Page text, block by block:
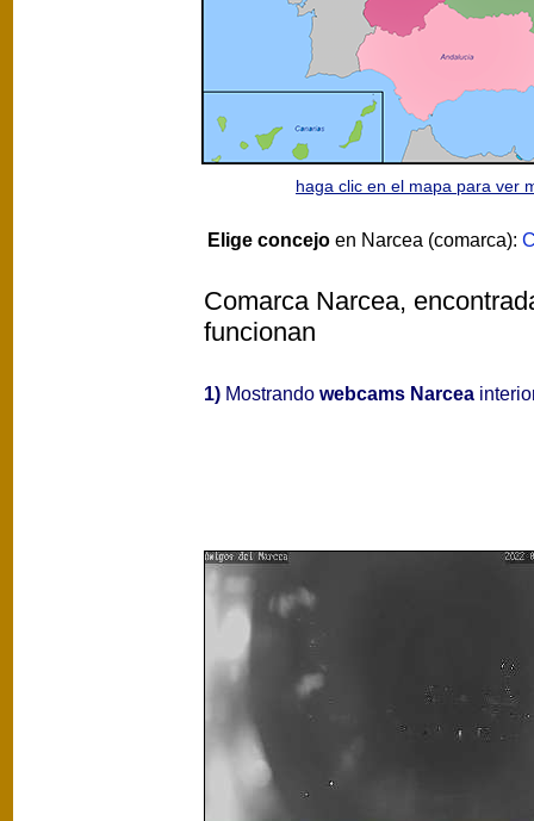
haga clic en el mapa para ver
Elige concejo en Narcea (comarca):
Comarca Narcea,
funcionan
1) Mostrando webcams Narcea